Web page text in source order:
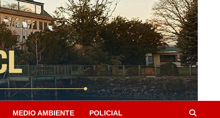
MEDIO AMBIENTE POLICIAL